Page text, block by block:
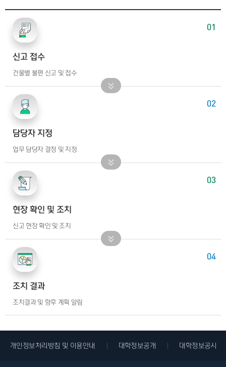
01
신고 접수
건물별 불편 신고 및 접수
02
담당자 지정
업무 담당자 결정 및 지정
03
현장 확인 및 조치
신고 현장 확인 및 조치
04
조치 결과
조치결과 및 향후 계획 알림
개인정보처리방침 및 이용안내 대학정보공개 대학정보공시